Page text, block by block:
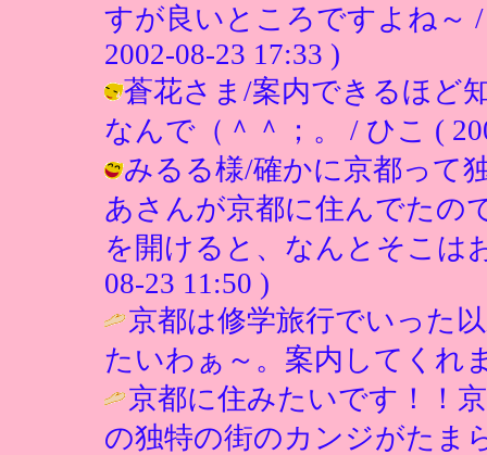
すが良いところですよね～
2002-08-23 17:33 )
蒼花さま/案内できるほど
なんで（＾＾；。 / ひこ (
みるる様/確かに京都って
あさんが京都に住んでたの
を開けると、なんとそこは
08-23 11:50 )
京都は修学旅行でいった
たいわぁ～。案内してくれ
京都に住みたいです！！
の独特の街のカンジがたま